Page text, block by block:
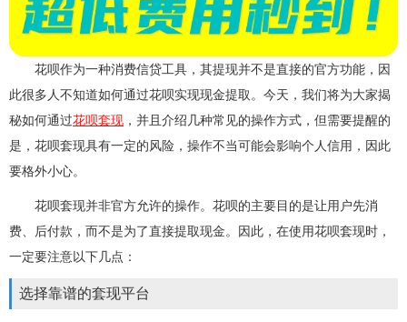
花呗作为一种消费信贷工具，其提现并不是直接的官方功能，因
此很多人不知道如何通过花呗实现现金提取。今天，我们将为大家揭
秘如何通过花呗套现 ，并且介绍几种常见的操作方式，但需要提醒的
是，花呗套现具有一定的风险，操作不当可能会影响个人信用，因此
要格外小心。
花呗套现并非官方允许的操作。花呗的主要目的是让用户先消
费、后付款，而不是为了直接提取现金。因此，在使用花呗套现时，
一定要注意以下几点：
选择靠谱的套现平台